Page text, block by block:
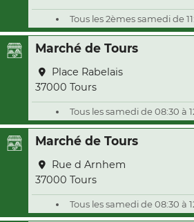
Tous les 2èmes samedi de
Marché de Tours
Place Rabelais
37000 Tours
Tous les samedi de 08:30 à
Marché de Tours
Rue d Arnhem
37000 Tours
Tous les samedi de 08:30 à